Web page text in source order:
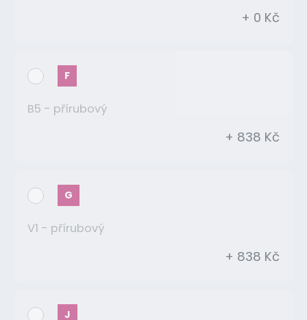
+ 0 Kč
F
B5 - přírubový
+ 838 Kč
G
V1 - přírubový
+ 838 Kč
J